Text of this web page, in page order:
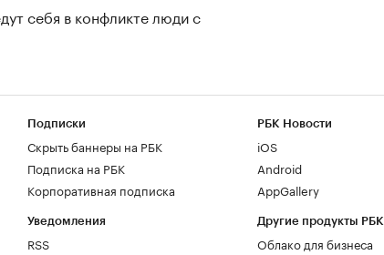
себя в конфликте люди с
Подписки
Скрыть баннеры на РБК
Подписка на РБК
Корпоративная подписка
Уведомления
RSS
РБК Новости
iOS
Android
AppGallery
Другие продукты РБК
Облако для бизнеса